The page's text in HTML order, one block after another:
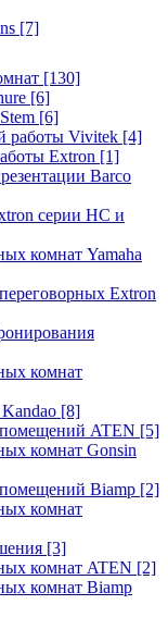
[7]
[130]
[6]
[6]
работы Vivitek [4]
Extron [1]
Barco
серии HC и
комнат Yamaha
Extron
комнат
[8]
ATEN [5]
комнат Gonsin
Biamp [2]
комнат
[3]
комнат ATEN [2]
комнат Biamp